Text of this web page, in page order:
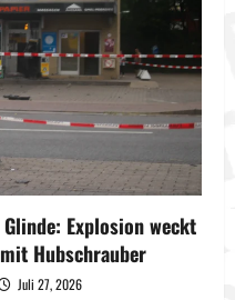
Explosion weckt
Hubschrauber
Juli 27, 2026